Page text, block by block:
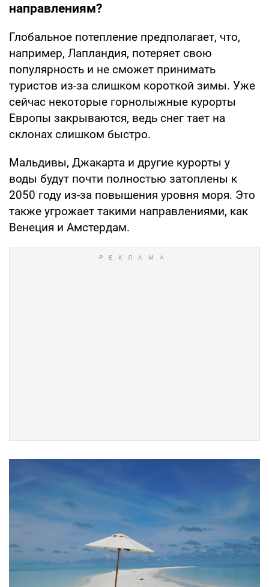
направлениям?
Глобальное потепление предполагает, что,
например, Лапландия, потеряет свою
популярность и не сможет принимать
туристов из-за слишком короткой зимы. Уже
сейчас некоторые горнолыжные курорты
Европы закрываются, ведь снег тает на
склонах слишком быстро.
Мальдивы, Джакарта и другие курорты у
воды будут почти полностью затоплены к
2050 году из-за повышения уровня моря. Это
также угрожает такими направлениями, как
Венеция и Амстердам.